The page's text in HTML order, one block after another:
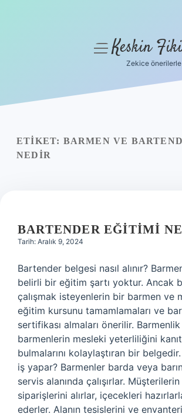
Yasal Uyarı
menüyüKeskin
Zekice
ETIKET: BARMEN VE
NEDIR
BARTENDER EĞITIMI
Tarih: Aralık 9, 2024
Bartender belgesi nasıl alınır?
belirli bir eğitim şartı yoktur. Ancak
çalışmak isteyenlerin bir barmen ve
eğitim kursunu tamamlamaları ve
sertifikası almaları önerilir.
barmenlerin mesleki yeterliliğini
bulmalarını kolaylaştıran bir
iş yapar? Barmenler barda veya
servis alanında çalışırlar.
siparişlerini alırlar, içecekleri
ederler. Alanın tesislerini ve